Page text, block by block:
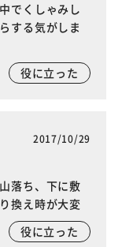
でくしゃみし
する気がしま
役に立った
2017/10/29
落ち、下に敷
換え時が大変
役に立った